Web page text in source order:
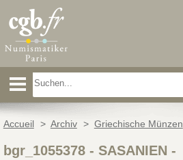
Accueil > Archiv > Griechische Münzen
bgr_1055378- SASANIEN -